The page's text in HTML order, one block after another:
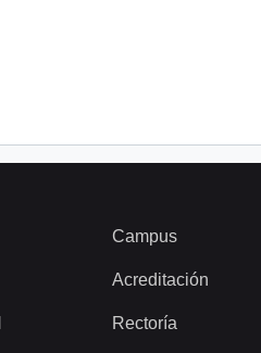
Campus
Acreditación
Rectoría